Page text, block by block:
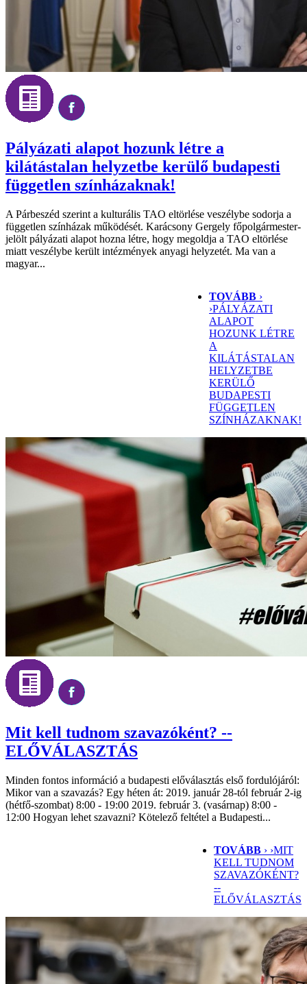
Pályázati alapot hozunk létre a
kilátástalan helyzetbe kerülő budapesti
független színházaknak!
A Párbeszéd szerint a kulturális TAO eltörlése veszélybe sodorja a
független színházak működését. Karácsony Gergely főpolgármester-
jelölt pályázati alapot hozna létre, hogy megoldja a TAO eltörlése
miatt veszélybe került intézmények anyagi helyzetét. Ma van a
magyar...
TOVÁBB ›
›PÁLYÁZATI
ALAPOT
HOZUNK LÉTRE
A
KILÁTÁSTALAN
HELYZETBE
KERÜLŐ
BUDAPESTI
FÜGGETLEN
SZÍNHÁZAKNAK!
Mit kell tudnom szavazóként? --
ELŐVÁLASZTÁS
Minden fontos információ a budapesti előválasztás első fordulójáról:
Mikor van a szavazás? Egy héten át: 2019. január 28-tól február 2-ig
(hétfő-szombat) 8:00 - 19:00 2019. február 3. (vasárnap) 8:00 -
12:00 Hogyan lehet szavazni? Kötelező feltétel a Budapesti...
TOVÁBB › ›MIT
KELL TUDNOM
SZAVAZÓKÉNT?
--
ELŐVÁLASZTÁS